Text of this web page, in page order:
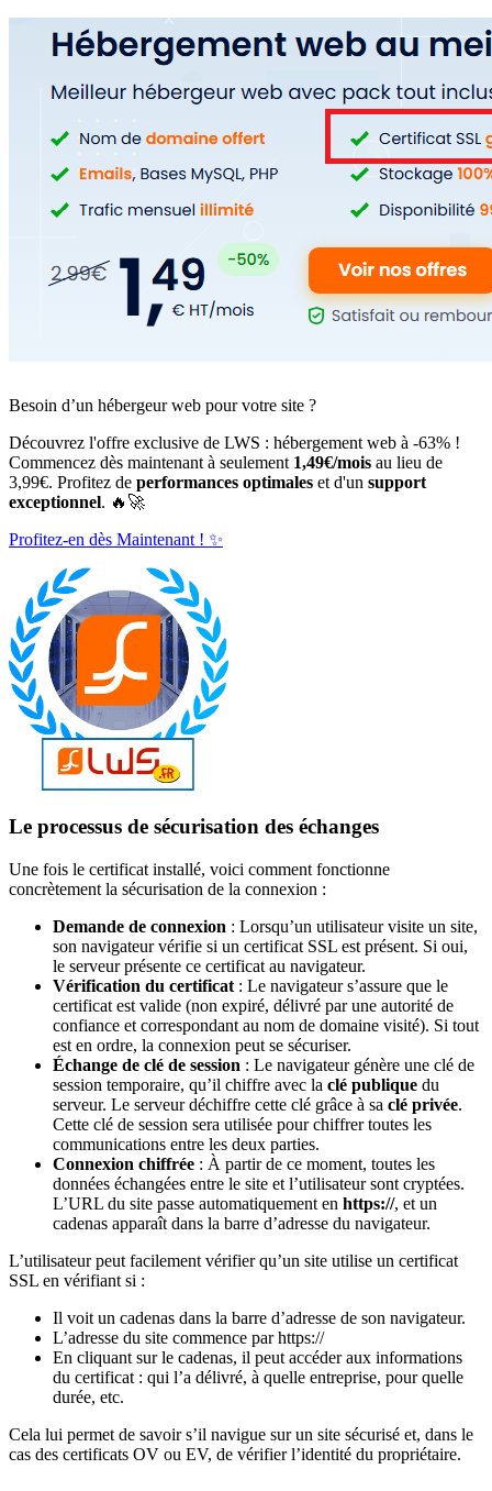
Besoin d’un hébergeur web pour votre site ?
Découvrez l'offre exclusive de LWS : hébergement web à -63% !
Commencez dès maintenant à seulement 1,49€/mois au lieu de
3,99€. Profitez de performances optimales et d'un support
exceptionnel. 🔥🚀
Profitez-en dès Maintenant ! ✨
Le processus de sécurisation des échanges
Une fois le certificat installé, voici comment fonctionne
concrètement la sécurisation de la connexion :
Demande de connexion : Lorsqu’un utilisateur visite un site,
son navigateur vérifie si un certificat SSL est présent. Si oui,
le serveur présente ce certificat au navigateur.
Vérification du certificat : Le navigateur s’assure que le
certificat est valide (non expiré, délivré par une autorité de
confiance et correspondant au nom de domaine visité). Si tout
est en ordre, la connexion peut se sécuriser.
Échange de clé de session : Le navigateur génère une clé de
session temporaire, qu’il chiffre avec la clé publique du
serveur. Le serveur déchiffre cette clé grâce à sa clé privée.
Cette clé de session sera utilisée pour chiffrer toutes les
communications entre les deux parties.
Connexion chiffrée : À partir de ce moment, toutes les
données échangées entre le site et l’utilisateur sont cryptées.
L’URL du site passe automatiquement en https://, et un
cadenas apparaît dans la barre d’adresse du navigateur.
L’utilisateur peut facilement vérifier qu’un site utilise un certificat
SSL en vérifiant si :
Il voit un cadenas dans la barre d’adresse de son navigateur.
L’adresse du site commence par https://
En cliquant sur le cadenas, il peut accéder aux informations
du certificat : qui l’a délivré, à quelle entreprise, pour quelle
durée, etc.
Cela lui permet de savoir s’il navigue sur un site sécurisé et, dans le
cas des certificats OV ou EV, de vérifier l’identité du propriétaire.